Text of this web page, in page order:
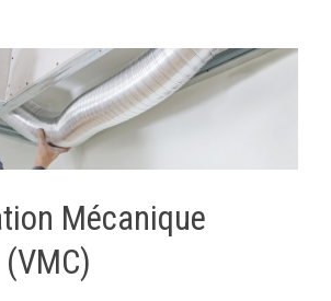
Mécanique